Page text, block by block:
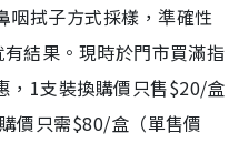
咽拭子方式採樣，準確性
結果。現時於門市買滿指
，1支裝換購價只售$20/盒
價只需$80/盒（單售價